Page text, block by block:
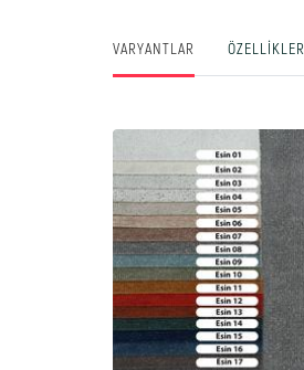
VARYANTLAR ÖZELLIKLER